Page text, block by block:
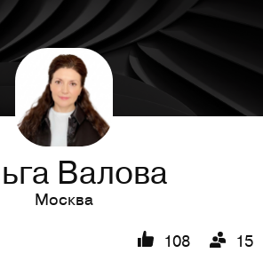
Валова
Москва
108 15